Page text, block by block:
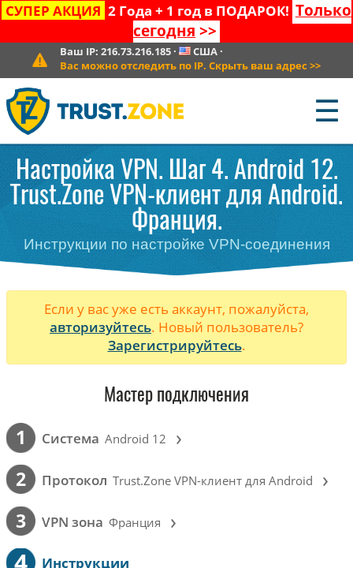
СУПЕР АКЦИЯ 2 Года + 1 год в ПОДАРОК! Только
сегодня >>
Ваш IP: 216.73.216.185· США·
Вас можно отследить по IP. Скрыть ваш адрес >>
☰
Настройка VPN. Шаг 4. Android 12.
Trust.Zone VPN-клиент для Android.
Франция.
Инструкции по настройке VPN-соединения
Если у вас уже есть аккаунт, пожалуйста,
авторизуйтесь. Новый пользователь?
Зарегистрируйтесь.
Мастер подключения
1 Cистема Android 12 ›
2 Протокол Trust.Zone VPN-клиент для Android ›
3 VPN зона Франция ›
Инструкции